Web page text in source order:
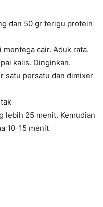
dan 50 gr terigu protein
cair. Aduk rata.
kalis. Dinginkan.
satu persatu dan dimixer
lebih 25 menit. Kemudian
10-15 menit